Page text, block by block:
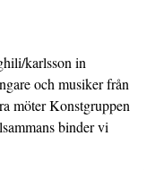
karlsson in
och musiker från
möter Konstgruppen
binder vi